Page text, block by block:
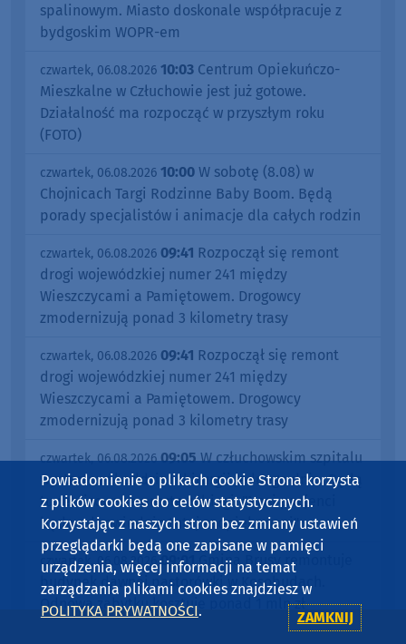
spalinowym. Miasto doskonale współpracuje z
bydgoskim WOPR-em
czwartek, 06.08.2026 10:03 Centrum Opiekuńczo-
Mieszkalne w Człuchowie jest już gotowe.
Działalność ma rozpocząć w przyszłym roku
(FOTO)
czwartek, 06.08.2026 10:00 W sobotę (8.08) w
Chojnicach Targi Rodzinne Baby Boom. Będą
porady specjalistów i animacje dla całych rodzin
czwartek, 06.08.2026 09:41 Rozpoczął się remont
drogi wojewódzkiej numer 241 między
Wieszczycami a Pamiętowem. Drogowcy
zmodernizują ponad 3 kilometry trasy
czwartek, 06.08.2026 09:41 Rozpoczął się remont
drogi wojewódzkiej numer 241 między
Wieszczycami a Pamiętowem. Drogowcy
zmodernizują ponad 3 kilometry trasy
czwartek, 06.08.2026 09:05W człuchowskim szpitalu
wystartował oddział chirurgii jednego dnia. Będą
tu realizowane proste zabiegi. "Nasi pacjenci
będą odpowiednio tutaj zaopiekowani"
czwartek, 06.08.2026 09:01
Gmina Brusy remontuje
budynek dawnej pastorówki w Kosobudach.
Odnowa zabytku kosztuje ponad 1 mln zł
Powiadomienie o plikach cookie Strona korzysta
z plików cookies do celów statystycznych.
Korzystając z naszych stron bez zmiany ustawień
przeglądarki będą one zapisane w pamięci
urządzenia, więcej informacji na temat
zarządzania plikami cookies znajdziesz w
POLITYKA PRYWATNOŚCI. ZAMKNIJ